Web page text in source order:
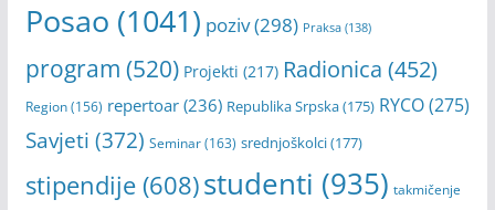
Posao (1041) poziv(298) Praksa(138)
program (520) Projekti (217) Radionica (452)
Region(156) repertoar(236) Republika Srpska(175) RYCO(275)
Savjeti (372) Seminar(163) srednjoškolci(177)
stipendije(608)studenti (935) takmičenje